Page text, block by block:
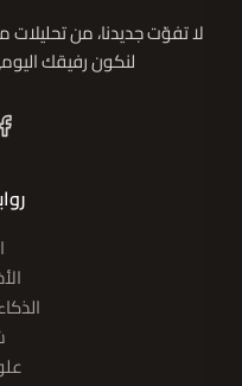
لا تفوّت جديدنا، من
لنكون رفيقك